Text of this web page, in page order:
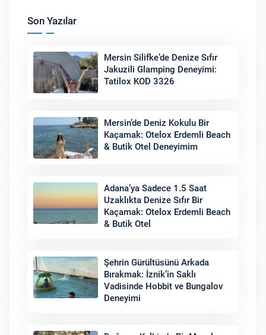
Son Yazılar
Mersin Silifke’de Denize Sıfır
Jakuzili Glamping Deneyimi:
Tatilox KOD 3326
Mersin’de Deniz Kokulu Bir
Kaçamak: Otelox Erdemli Beach
& Butik Otel Deneyimim
Adana’ya Sadece 1.5 Saat
Uzaklıkta Denize Sıfır Bir
Kaçamak: Otelox Erdemli Beach
& Butik Otel
Şehrin Gürültüsünü Arkada
Bırakmak: İznik’in Saklı
Vadisinde Hobbit ve Bungalov
Deneyimi